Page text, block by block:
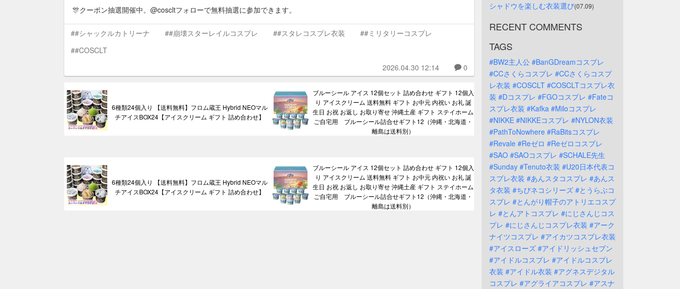
🎊クーポン抽選開催中。@coscltフォローで無料抽選に参加できます。
##シャックルカトリーナ ##崩壊スターレイルコスプレ ##スタレコスプレ衣装
##ミリタリーコスプレ
##COSCLT
2026.04.30 12:14
0
6種類24個入り 【送料無料】フロム蔵王 Hybrid NEOマル
チアイスBOX24【アイスクリーム ギフト 詰め合わせ】
ブルーシール アイス 12個セット 詰め合わせ ギフト 12個入
り アイスクリーム 送料無料 ギフト お中元 内祝い お礼 誕
生日 お祝 お返し お取り寄せ 沖縄土産 ギフト ステイホーム
ご自宅用 ブルーシール詰合せギフト12（沖縄・北海道・
離島は送料別）
6種類24個入り 【送料無料】フロム蔵王 Hybrid NEOマル
チアイスBOX24【アイスクリーム ギフト 詰め合わせ】
ブルーシール アイス 12個セット 詰め合わせ ギフト 12個入
り アイスクリーム 送料無料 ギフト お中元 内祝い お礼 誕
生日 お祝 お返し お取り寄せ 沖縄土産 ギフト ステイホーム
ご自宅用 ブルーシール詰合せギフト12（沖縄・北海道・
離島は送料別）
シャドウを楽しむ衣装選び(07.09)
RECENT COMMENTS
TAGS
#BW2主人公 #BanGDreamコスプレ
#CCさくらコスプレ #CCさくらコスプ
レ衣装 #COSCLT #COSCLTコスプレ衣
装 #Dコスプレ #FGOコスプレ #Fateコ
スプレ衣装 #Kafka #Miloコスプレ
#NIKKE #NIKKEコスプレ #NYLON衣装
#PathToNowhere #RaBitsコスプレ
#Revale #Reゼロ #Reゼロコスプレ
#SAO #SAOコスプレ #SCHALE先生
#Sunday #Tenuto衣装 #U20日本代表コ
スプレ衣装 #あんスタコスプレ #あんス
タ衣装 #ちびネコシリーズ #とうらぶコ
スプレ #とんがり帽子のアトリエコスプ
レ #とんアトコスプレ #にじさんじコス
プレ #にじさんじコスプレ衣装 #アーク
ナイツコスプレ #アイカツコスプレ衣装
#アイスローズ #アイドリッシュセブン
#アイドルコスプレ #アイドルコスプレ
衣装 #アイドル衣装 #アグネスデジタル
コスプレ #アグライアコスプレ #アスナ